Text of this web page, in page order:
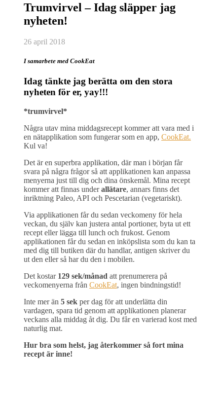
Trumvirvel – Idag släpper jag
nyheten!
26 april 2018
I samarbete med CookEat
Idag tänkte jag berätta om den stora
nyheten för er, yay!!!
*trumvirvel*
Några utav mina middagsrecept kommer att vara med i
en nätapplikation som fungerar som en app, CookEat.
Kul va!
Det är en superbra applikation, där man i början får
svara på några frågor så att applikationen kan anpassa
menyerna just till dig och dina önskemål. Mina recept
kommer att finnas underallätare, annars finns det
inriktning Paleo, API och Pescetarian (vegetariskt).
Via applikationen får du sedan veckomeny för hela
veckan, du själv kan justera antal portioner, byta ut ett
recept eller lägga till lunch och frukost. Genom
applikationen får du sedan en inköpslista som du kan ta
med dig till butiken där du handlar, antigen skriver du
ut den eller så har du den i mobilen.
Det kostar 129 sek/månad att prenumerera på
veckomenyerna från CookEat, ingen bindningstid!
Inte mer än 5 sek per dag för att underlätta din
vardagen, spara tid genom att applikationen planerar
veckans alla middag åt dig. Du får en varierad kost med
naturlig mat.
Hur bra som helst, jag återkommer så fort mina
recept är inne!